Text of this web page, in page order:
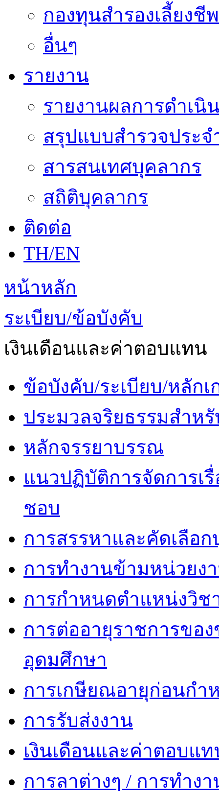
กองทุนสำรองเลี้ยงชีพ
อื่นๆ
รายงาน
รายงานผลการดำเนิ
สรุปแบบสำรวจประจ
สารสนเทศบุคลากร
สถิติบุคลากร
ติดต่อ
TH/EN
หน้าหลัก
ระเบียบ/ข้อบังคับ
เงินเดือนและค่าตอบแทน
ข้อบังคับ/ระเบียบ/หลัก
ประมวลจริยธรรมสำห
หลักจรรยาบรรณ
แนวปฏิบัติการจัดการเ
ชอบ
การสรรหาและคัดเลือ
การทำงานข้ามหน่วยง
การกำหนดตำแหน่งวิช
การต่ออายุราชการขอ
อุดมศึกษา
การเกษียณอายุก่อนกำ
การรับส่งงาน
เงินเดือนและค่าตอบแ
การลาต่างๆ / การทำงา